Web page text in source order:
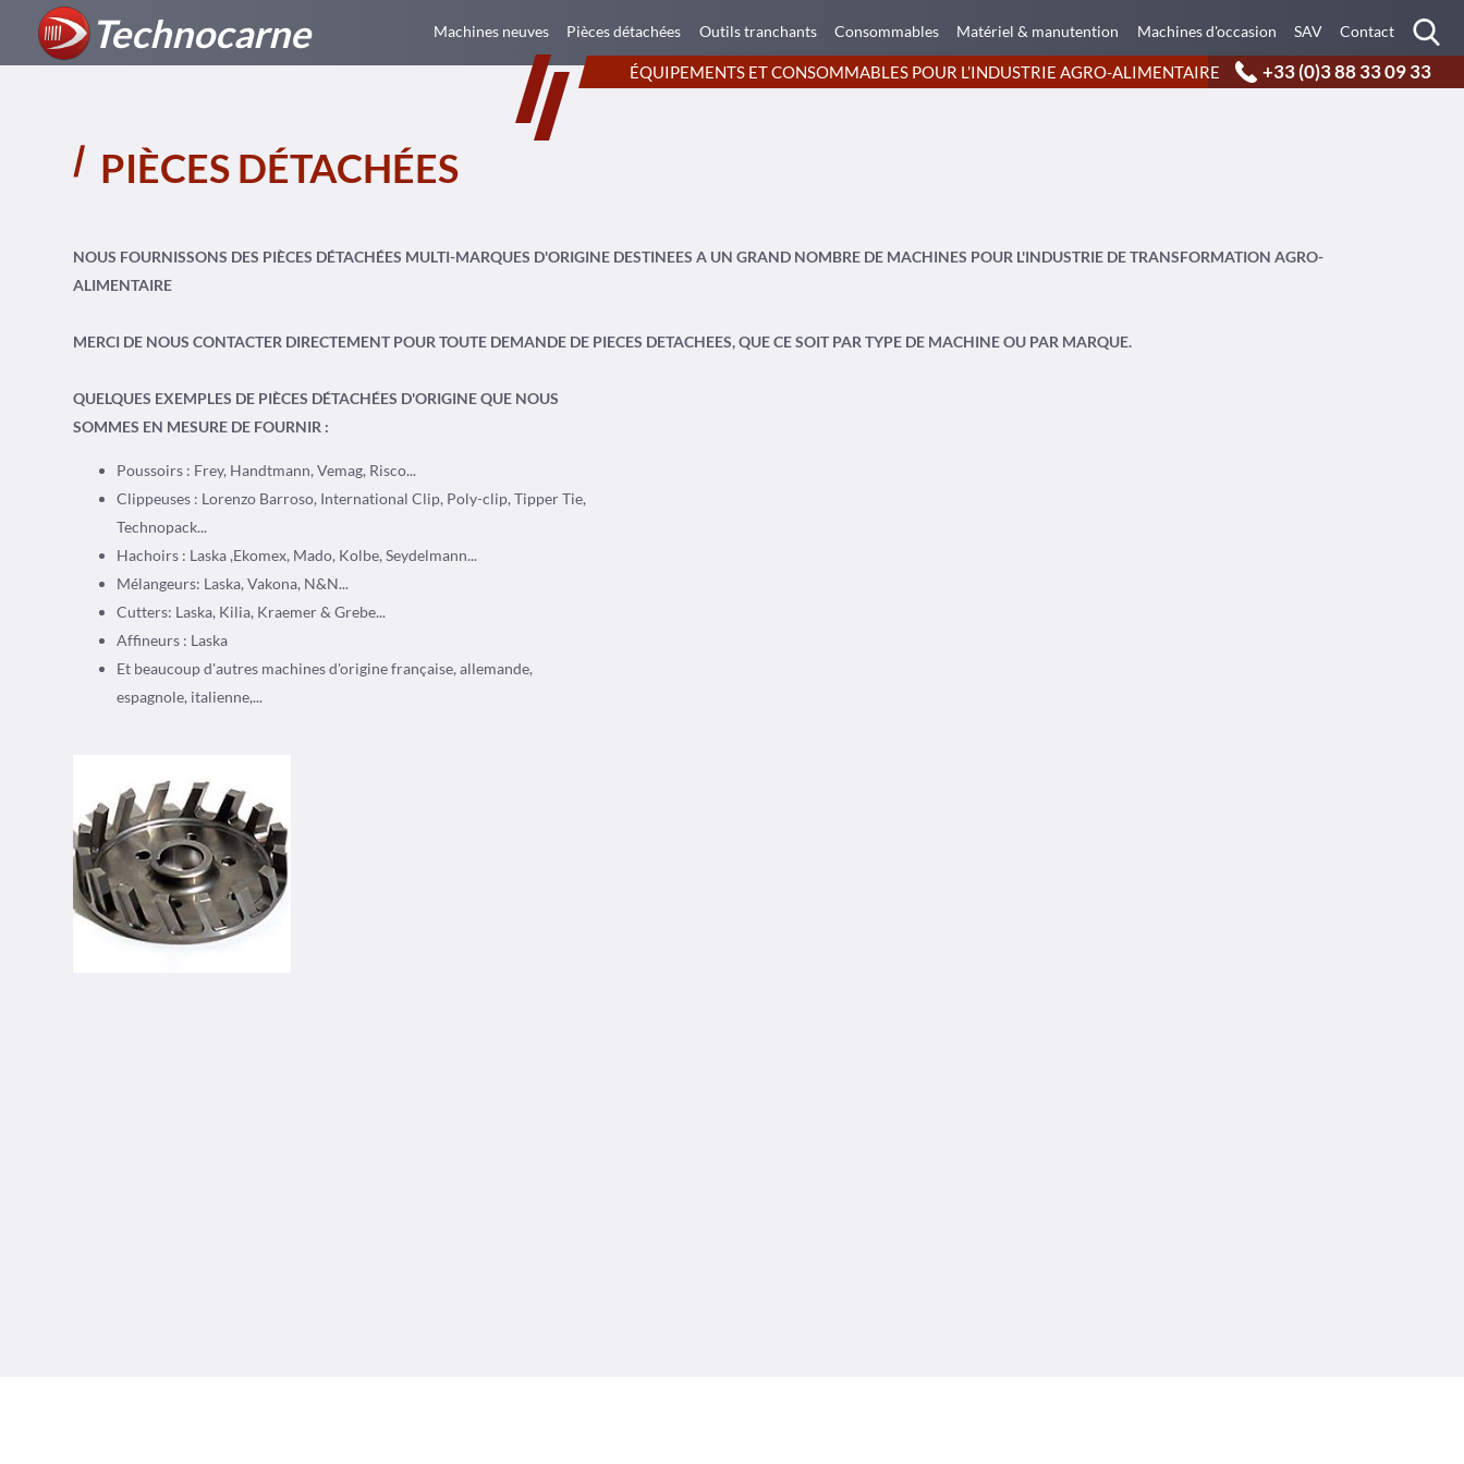
Technocarne Machines neuves Pièces détachées Outils tranchants Consommables Matériel & manutention Machines d'occasion SAV Contact
ÉQUIPEMENTS ET CONSOMMABLES POUR L’INDUSTRIE AGRO-ALIMENTAIRE +33 (0)3 88 33 09 33
PIÈCES DÉTACHÉES
NOUS FOURNISSONS DES PIÈCES DÉTACHÉES MULTI-MARQUES D'ORIGINE DESTINEES A UN GRAND NOMBRE DE MACHINES POUR L'INDUSTRIE DE TRANSFORMATION AGRO-
ALIMENTAIRE
MERCI DE NOUS CONTACTER DIRECTEMENT POUR TOUTE DEMANDE DE PIECES DETACHEES, QUE CE SOIT PAR TYPE DE MACHINE OU PAR MARQUE.
QUELQUES EXEMPLES DE PIÈCES DÉTACHÉES D'ORIGINE QUE NOUS
SOMMES EN MESURE DE FOURNIR :
Poussoirs : Frey, Handtmann, Vemag, Risco...
Clippeuses : Lorenzo Barroso, International Clip, Poly-clip, Tipper Tie,
Technopack...
Hachoirs : Laska ,Ekomex, Mado, Kolbe, Seydelmann...
Mélangeurs: Laska, Vakona, N&N...
Cutters: Laska, Kilia, Kraemer & Grebe...
Affineurs : Laska
Et beaucoup d'autres machines d'origine française, allemande,
espagnole, italienne,...